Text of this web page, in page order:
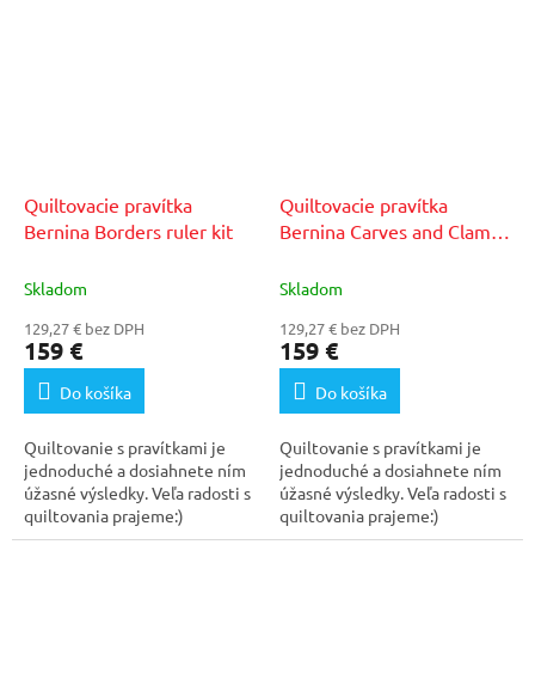
Quiltovacie pravítka
Bernina Borders ruler kit
Skladom
129,27 € bez DPH
159 €
Do košíka
Quiltovanie s pravítkami je
jednoduché a dosiahnete ním
úžasné výsledky. Veľa radosti s
quiltovania prajeme:)
Quiltovacie pravítka
Bernina Carves and Clams
Skladom
129,27 € bez DPH
159 €
Do košíka
Quiltovanie s pravítkami je
jednoduché a dosiahnete ním
úžasné výsledky. Veľa radosti s
quiltovania prajeme:)